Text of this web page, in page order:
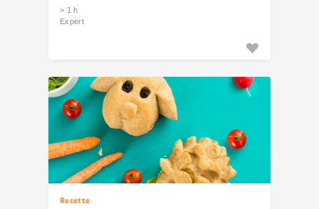
> 1 h
Expert
Recette